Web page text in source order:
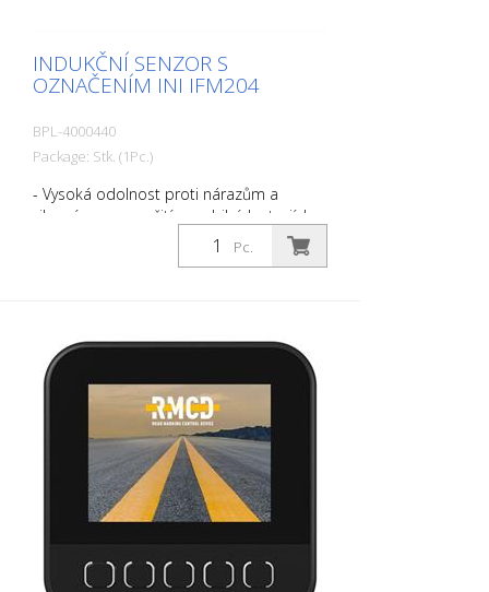
INDUKČNÍ SENZOR S
OZNAČENÍM INI IFM204
BPL-4000440
Package: Stk. (1Pc.)
- Vysoká odolnost proti nárazům a
vibracím pro použití v mobilních strojích -
Schválení typu E1 Spolkovým úřadem pro
motorovou dopravu - Vysoká odolnost
podmínek prostředí Vhodné pro RMCD-
Light
Pc.